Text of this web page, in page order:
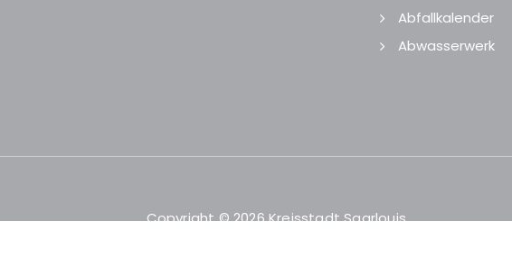
Abfallkalender
Abwasserwerk
Copyright © 2026 Kreisstadt Saarlouis.